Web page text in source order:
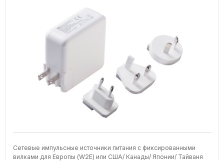
Сетевые импульсные источники питания с фиксированными
вилками для Европы (W2E) или США/ Канады/ Японии/ Тайваня